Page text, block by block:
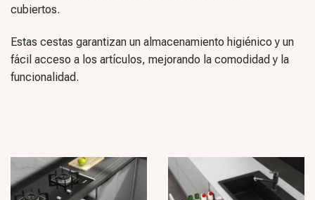
cubiertos.
Estas cestas garantizan un almacenamiento higiénico y un
fácil acceso a los artículos, mejorando la comodidad y la
funcionalidad.